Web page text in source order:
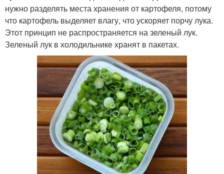
нужно разделять места хранения от картофеля, потому
что картофель выделяет влагу, что ускоряет порчу лука.
Этот принцип не распространяется на зеленый лук.
Зеленый лук в холодильнике хранят в пакетах.